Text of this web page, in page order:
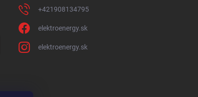
+421908134795
elektroenergy.sk
elektroenergy.sk